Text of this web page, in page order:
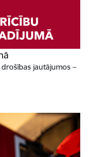
jautājumos –